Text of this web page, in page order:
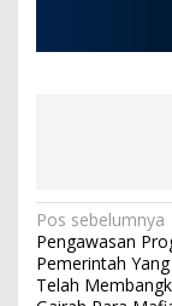
N
a
v
Pos sebelumnya
Pengawasan
Pemerintah
Telah